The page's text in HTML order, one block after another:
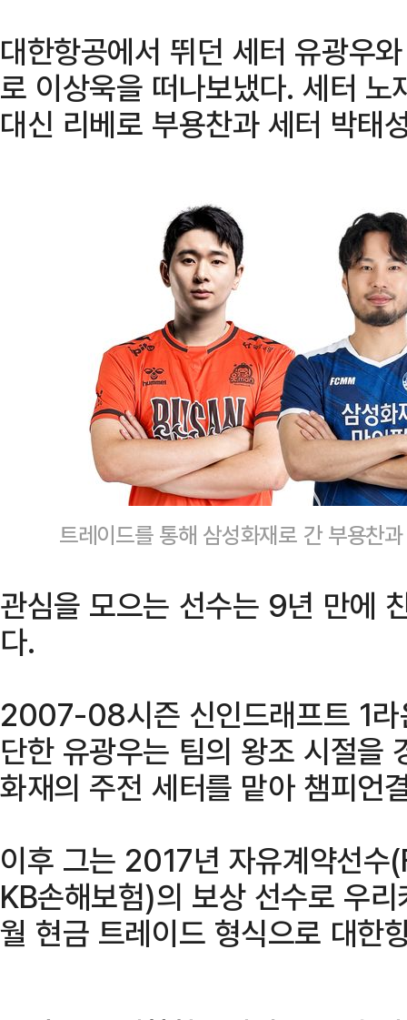
대한항공에서 뛰던 세터 유광우
로 이상욱을 떠나보냈다. 세터
대신 리베로 부용찬과 세터 박태
트레이드를 통해 삼성화재로 간 부용찬
관심을 모으는 선수는 9년 만에
다.
2007-08시즌 신인드래프트 1라
단한 유광우는 팀의 왕조 시절을
화재의 주전 세터를 맡아 챔피언
이후 그는 2017년 자유계약선
KB손해보험)의 보상 선수로 우
월 현금 트레이드 형식으로 대한